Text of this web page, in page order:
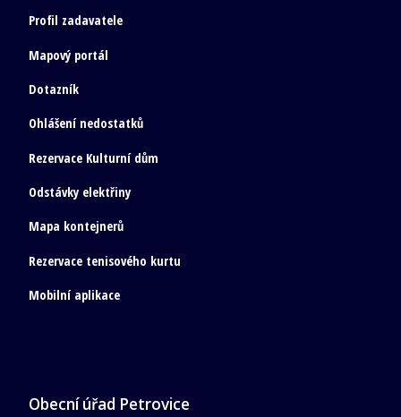
Profil zadavatele
Mapový portál
Dotazník
Ohlášení nedostatků
Rezervace Kulturní dům
Odstávky elektřiny
Mapa kontejnerů
Rezervace tenisového kurtu
Mobilní aplikace
Obecní úřad Petrovice